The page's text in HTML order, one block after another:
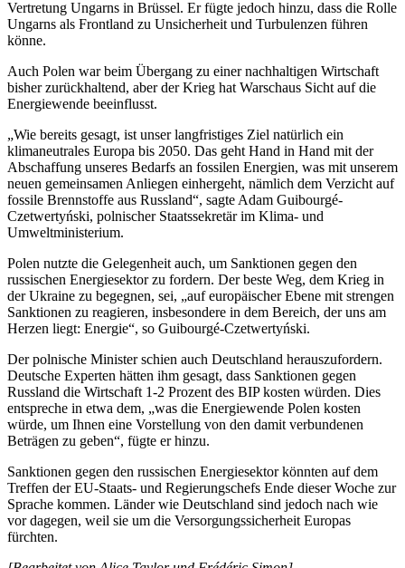
Vertretung Ungarns in Brüssel. Er fügte jedoch hinzu, dass die Rolle
Ungarns als Frontland zu Unsicherheit und Turbulenzen führen
könne.
Auch Polen war beim Übergang zu einer nachhaltigen Wirtschaft
bisher zurückhaltend, aber der Krieg hat Warschaus Sicht auf die
Energiewende beeinflusst.
„Wie bereits gesagt, ist unser langfristiges Ziel natürlich ein
klimaneutrales Europa bis 2050. Das geht Hand in Hand mit der
Abschaffung unseres Bedarfs an fossilen Energien, was mit unserem
neuen gemeinsamen Anliegen einhergeht, nämlich dem Verzicht auf
fossile Brennstoffe aus Russland“, sagte Adam Guibourgé-
Czetwertyński, polnischer Staatssekretär im Klima- und
Umweltministerium.
Polen nutzte die Gelegenheit auch, um Sanktionen gegen den
russischen Energiesektor zu fordern. Der beste Weg, dem Krieg in
der Ukraine zu begegnen, sei, „auf europäischer Ebene mit strengen
Sanktionen zu reagieren, insbesondere in dem Bereich, der uns am
Herzen liegt: Energie“, so Guibourgé-Czetwertyński.
Der polnische Minister schien auch Deutschland herauszufordern.
Deutsche Experten hätten ihm gesagt, dass Sanktionen gegen
Russland die Wirtschaft 1-2 Prozent des BIP kosten würden. Dies
entspreche in etwa dem, „was die Energiewende Polen kosten
würde, um Ihnen eine Vorstellung von den damit verbundenen
Beträgen zu geben“, fügte er hinzu.
Sanktionen gegen den russischen Energiesektor könnten auf dem
Treffen der EU-Staats- und Regierungschefs Ende dieser Woche zur
Sprache kommen. Länder wie Deutschland sind jedoch nach wie
vor dagegen, weil sie um die Versorgungssicherheit Europas
fürchten.